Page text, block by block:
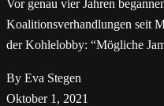
Vor genau vier Jahren
Koalitionsverhandlungen seit
der Kohlelobby: “Mögliche
By Eva Stegen
Oktober 1, 2021